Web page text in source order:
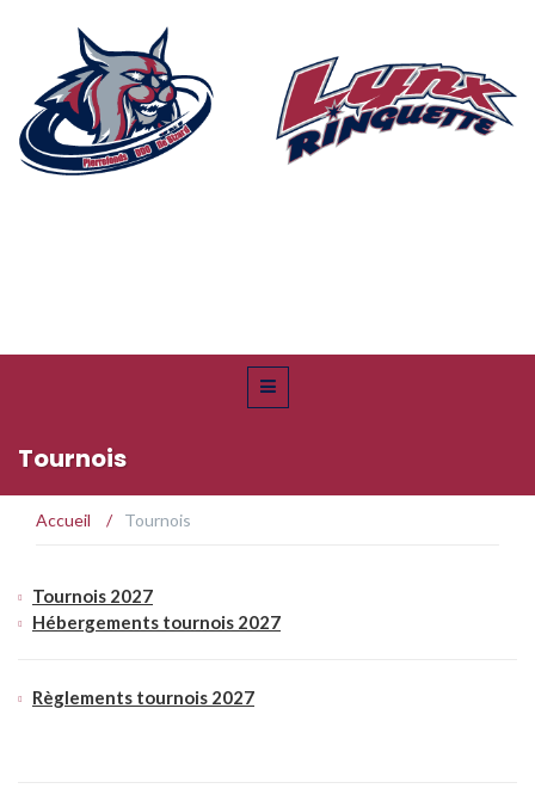
Tournois
Accueil / Tournois
Tournois 2027
Hébergements tournois 2027
Règlements tournois 2027